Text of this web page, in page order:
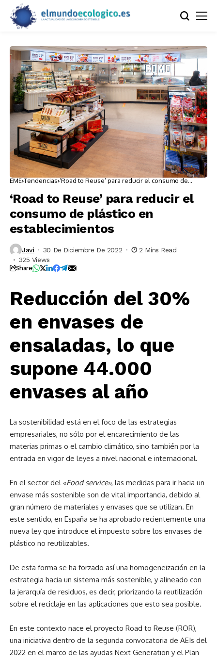
EME Tendencias ‘Road to Reuse’ para reducir el consumo de
‘Road to Reuse’ para reducir el
consumo de plástico en
establecimientos
Javi 30 De Diciembre De 2022
2 Mins Read
325 Views
Share
Reducción del 30%
en envases de
ensaladas, lo que
supone 44.000
envases al año
La sostenibilidad está en el foco de las estrategias
empresariales, no sólo por el encarecimiento de las
materias primas o el cambio climático, sino también por la
entrada en vigor de leyes a nivel nacional e internacional.
En el sector del «Food service», las medidas para ir hacia un
envase más sostenible son de vital importancia, debido al
gran número de materiales y envases que se utilizan. En
este sentido, en España se ha aprobado recientemente una
nueva ley que introduce el impuesto sobre los envases de
plástico no reutilizables.
De esta forma se ha forzado así una homogeneización en la
estrategia hacia un sistema más sostenible, y alineado con
la jerarquía de residuos, es decir, priorizando la reutilización
sobre el reciclaje en las aplicaciones que esto sea posible.
En este contexto nace el proyecto Road to Reuse (ROR),
una iniciativa dentro de la segunda convocatoria de AEIs del
2022 en el marco de las ayudas Next Generation y el Plan